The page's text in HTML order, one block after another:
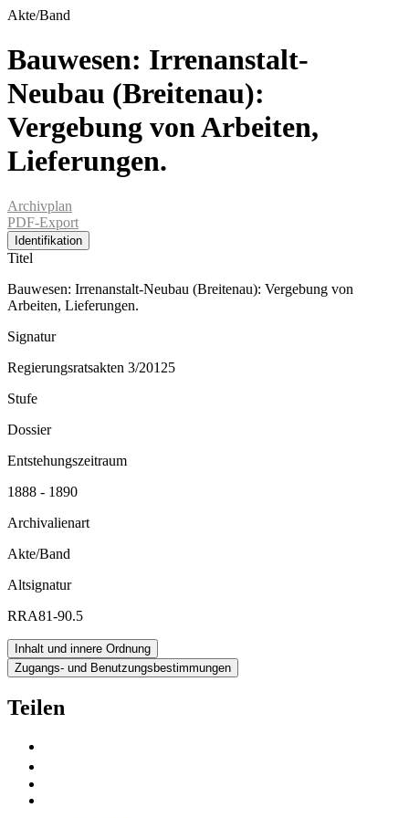
Akte/Band
Bauwesen: Irrenanstalt-
Neubau (Breitenau):
Vergebung von Arbeiten,
Lieferungen.
Archivplan
PDF-Export
Identifikation
Titel
Bauwesen: Irrenanstalt-Neubau (Breitenau): Vergebung von
Arbeiten, Lieferungen.
Signatur
Regierungsratsakten 3/20125
Stufe
Dossier
Entstehungszeitraum
1888 - 1890
Archivalienart
Akte/Band
Altsignatur
RRA81-90.5
Inhalt und innere Ordnung
Zugangs- und Benutzungsbestimmungen
Teilen